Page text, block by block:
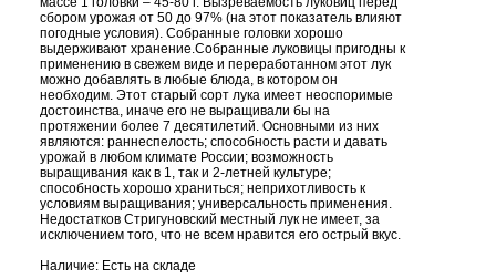
сбором урожая от 50 до 97% (на этот показатель влияют
погодные условия). Собранные головки хорошо
выдерживают хранение.Собранные луковицы пригодны к
применению в свежем виде и переработанном этот лук
можно добавлять в любые блюда, в котором он
необходим. Этот старый сорт лука имеет неоспоримые
достоинства, иначе его не выращивали бы на
протяжении более 7 десятилетий. Основными из них
являются: раннеспелость; способность расти и давать
урожай в любом климате России; возможность
выращивания как в 1, так и 2-летней культуре;
способность хорошо храниться; неприхотливость к
условиям выращивания; универсальность применения.
Недостатков Стригуновский местный лук не имеет, за
исключением того, что не всем нравится его острый вкус.
Наличие: Есть на складе